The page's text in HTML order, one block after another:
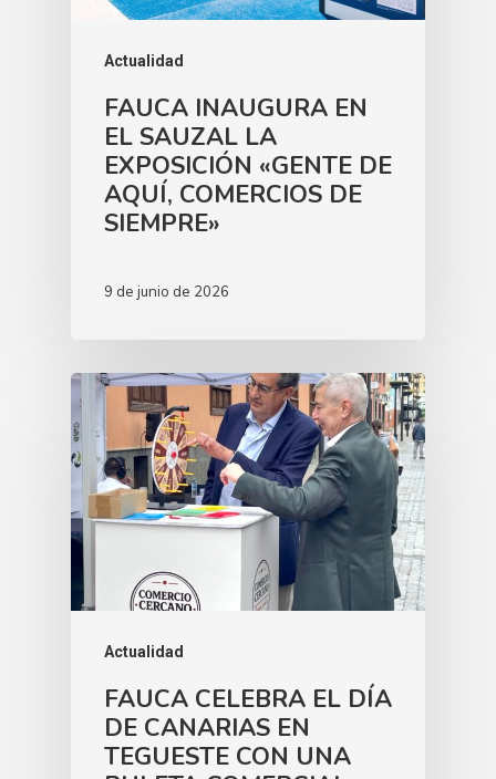
Actualidad
FAUCA INAUGURA EN
EL SAUZAL LA
EXPOSICIÓN «GENTE DE
AQUÍ, COMERCIOS DE
SIEMPRE»
9 de junio de 2026
Actualidad
FAUCA CELEBRA EL DÍA
DE CANARIAS EN
TEGUESTE CON UNA